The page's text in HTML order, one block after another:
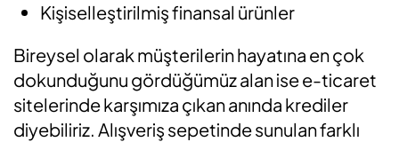
Kişiselleştirilmiş finansal ürünler
Bireysel olarak müşterilerin hayatına en çok
dokunduğunu gördüğümüz alan ise e-ticaret
sitelerinde karşımıza çıkan anında krediler
diyebiliriz. Alışveriş sepetinde sunulan farklı